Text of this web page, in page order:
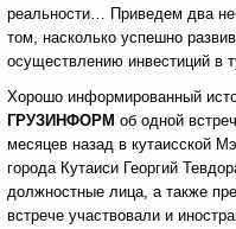
реальности… Приведем два
том, насколько успешно
осуществлению инвестиций в
Хорошо информированный
ГРУЗИНФОРМ об одной
месяцев назад в кутаисской
города Кутаиси Георгий
должностные лица, а также
встрече участвовали и